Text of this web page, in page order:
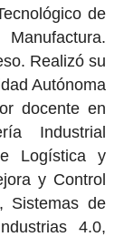
de
Realizó su
Autónoma
docente en
Industrial
Logística y
y Control
Sistemas de
4.0,